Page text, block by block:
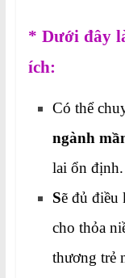
* Dưới đây
ích:
Có thể
ngành
lai ổn định.
Sẽ đủ điều
cho thỏa
thương trẻ